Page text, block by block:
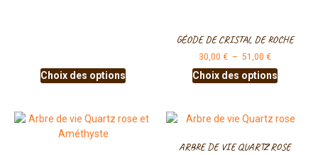
Choix des options
GÉODE DE CRISTAL DE ROCHE
30,00 € – 51,00 €
Choix des options
ARBRE DE VIE QUARTZ ROSE